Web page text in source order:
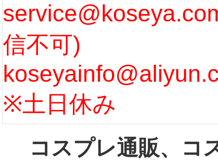
[more]
まで
う...
信不可)
※土日休み
コスプレ通販、コ